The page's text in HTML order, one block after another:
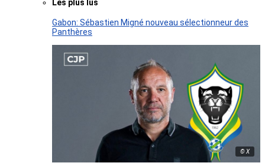
Les plus lus
Gabon: Sébastien Migné nouveau sélectionneur des
Panthères
© X